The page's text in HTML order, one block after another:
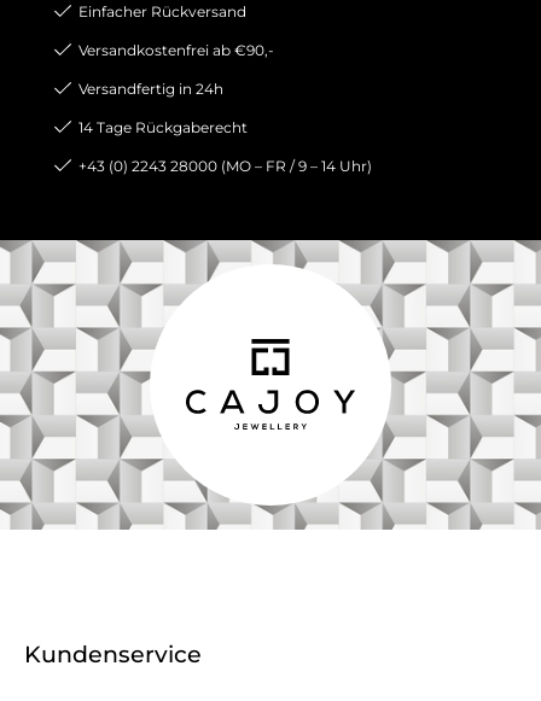
Einfacher Rückversand
Versandkostenfrei ab €90,-
Versandfertig in 24h
14 Tage Rückgaberecht
+43 (0) 2243 28000 (MO – FR / 9 – 14 Uhr)
Kundenservice